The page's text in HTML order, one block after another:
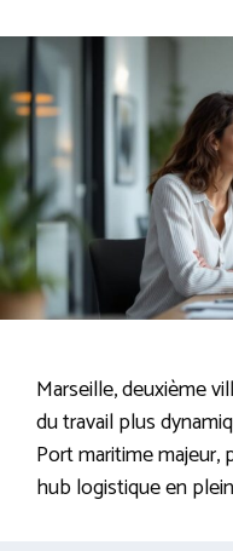
Marseille, deuxième
du travail plus
Port maritime
hub logistique en